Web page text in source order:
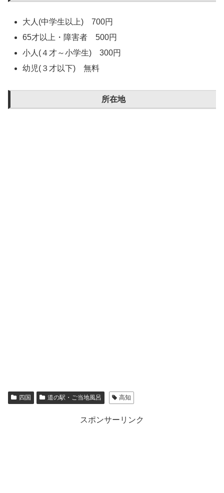
大人(中学生以上) 700円
65才以上・障害者 500円
小人(４才～小学生) 300円
幼児(３才以下) 無料
所在地
四国 道の駅・ご当地風呂 高知
スポンサーリンク